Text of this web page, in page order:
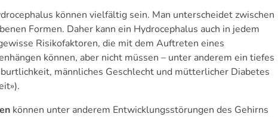
können vielfältig sein. Man unterscheidet zwischen
Formen. Daher kann ein Hydrocephalus auch in jedem
Risikofaktoren, die mit dem Auftreten eines
können, aber nicht müssen – unter anderem ein tiefes
männliches Geschlecht und mütterlicher Diabetes
können unter anderem Entwicklungsstörungen des Gehirns